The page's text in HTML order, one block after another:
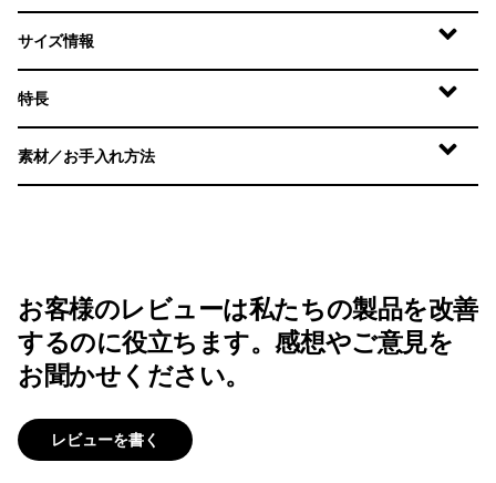
サイズ情報
特長
素材／お手入れ方法
お客様のレビューは私たちの製品を改善
するのに役立ちます。感想やご意見を
お聞かせください。
レビューを書く